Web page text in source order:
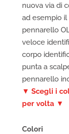
nuova via di
ad esempio
pennarello
veloce
corpo
punta a
pennarello
▼ Scegli i
per volta ▼
Colori